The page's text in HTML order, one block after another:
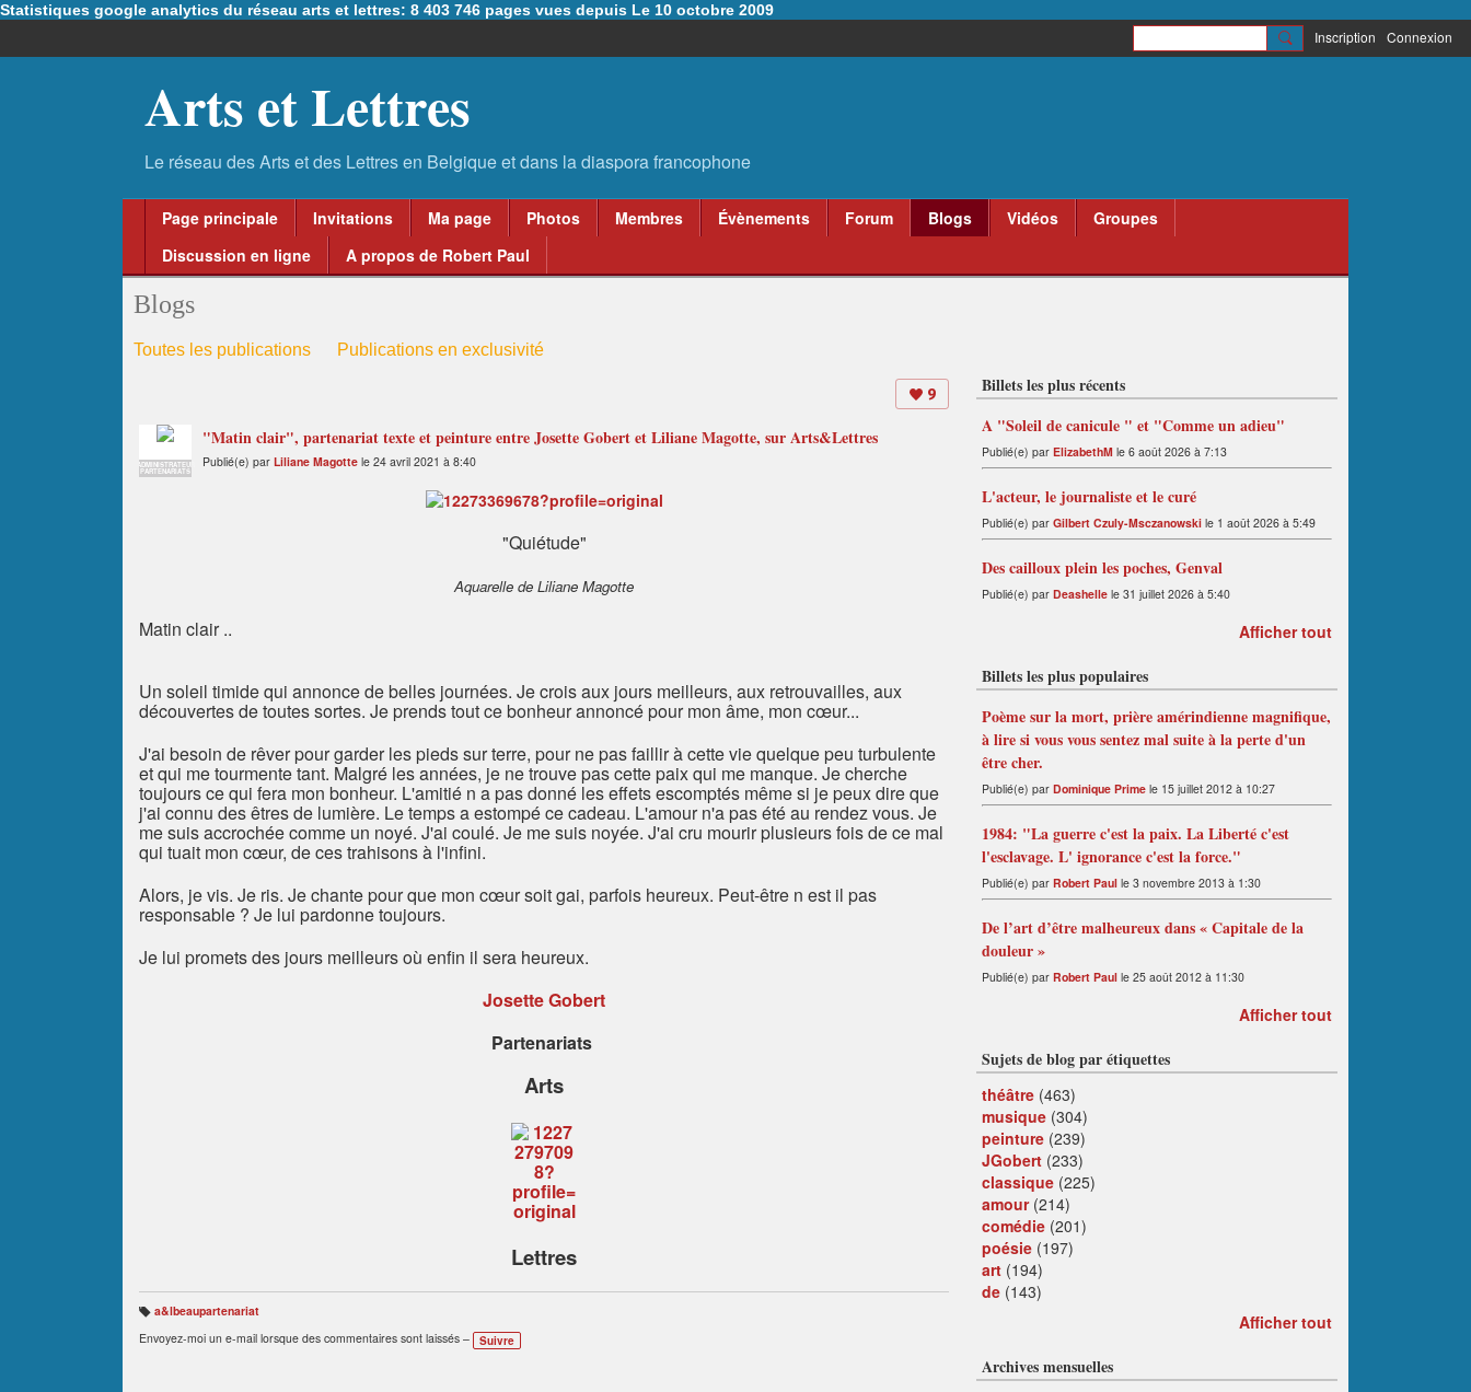
Statistiques google analytics du réseau arts et lettres: 8 403 746 pages vues depuis Le 10 octobre 2009
Inscription Connexion
Arts et Lettres
Page principale Invitations Ma page Photos Membres Évènements Forum Blogs Vidéos
Groupes
Discussion en ligne
A propos de Robert Paul
Blogs
Toutes les publications Publications en exclusivité
9
ADMINISTRATEUR
PARTENARIATS
"Matin clair", partenariat texte et peinture entre Josette Gobert et Liliane Magotte, sur Arts&Lettres
Publié(e) par Liliane Magotte le 24 avril 2021 à 8:40
"Quiétude"
Aquarelle de Liliane Magotte
Matin clair ..
Un soleil timide qui annonce de belles journées. Je crois aux jours meilleurs, aux retrouvailles, aux
découvertes de toutes sortes. Je prends tout ce bonheur annoncé pour mon âme, mon cœur...
J'ai besoin de rêver pour garder les pieds sur terre, pour ne pas faillir à cette vie quelque peu turbulente
et qui me tourmente tant. Malgré les années, je ne trouve pas cette paix qui me manque. Je cherche
toujours ce qui fera mon bonheur. L'amitié n a pas donné les effets escomptés même si je peux dire que
j'ai connu des êtres de lumière. Le temps a estompé ce cadeau. L'amour n'a pas été au rendez vous. Je
me suis accrochée comme un noyé. J'ai coulé. Je me suis noyée. J'ai cru mourir plusieurs fois de ce mal
qui tuait mon cœur, de ces trahisons à l'infini.
Alors, je vis. Je ris. Je chante pour que mon cœur soit gai, parfois heureux. Peut-être n est il pas
responsable ? Je lui pardonne toujours.
Je lui promets des jours meilleurs où enfin il sera heureux.
Josette Gobert
Partenariats
Arts
Lettres
B
ali
s
a&lbeaupartenariat
Envoyez-moi un e-mail lorsque des commentaires sont laissés –
Suivre
Billets les plus récents
A "Soleil de canicule " et "Comme un adieu"
Publié(e) par ElizabethM le 6 août 2026 à 7:13
L'acteur, le journaliste et le curé
Publié(e) par Gilbert Czuly-Msczanowski le 1 août 2026 à 5:49
Des cailloux plein les poches, Genval
Publié(e) par Deashelle le 31 juillet 2026 à 5:40
Afficher tout
Billets les plus populaires
Poème sur la mort, prière amérindienne magnifique,
à lire si vous vous sentez mal suite à la perte d'un
être cher.
Publié(e) par Dominique Prime le 15 juillet 2012 à 10:27
1984: "La guerre c'est la paix. La Liberté c'est
l'esclavage. L' ignorance c'est la force."
Publié(e) par Robert Paul le 3 novembre 2013 à 1:30
De l’art d’être malheureux dans « Capitale de la
douleur »
Publié(e) par Robert Paul le 25 août 2012 à 11:30
Afficher tout
Sujets de blog par étiquettes
théâtre (463)
musique (304)
peinture (239)
JGobert (233)
classique (225)
amour(214)
comédie (201)
poésie (197)
art (194)
de (143)
Afficher tout
Archives mensuelles